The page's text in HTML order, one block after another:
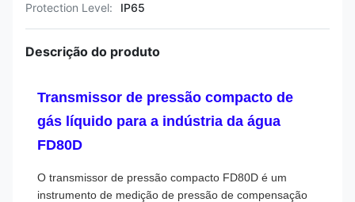
Protection Level:
IP65
Descrição do produto
Transmissor de pressão compacto de
gás líquido para a indústria da água
FD80D
O transmissor de pressão compacto FD80D é um
instrumento de medição de pressão de compensação